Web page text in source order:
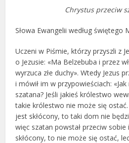
Chrystus przeciw
Słowa Ewangelii według świętego
Uczeni w Piśmie, którzy przyszli z
o Jezusie: «Ma Belzebuba i przez
wyrzuca złe duchy». Wtedy Jezus
i mówił im w przypowieściach:
szatana? Jeśli jakieś królestwo
takie królestwo nie może się
jest skłócony, to taki dom nie
więc szatan powstał przeciw
skłócony, to nie może się ostać,